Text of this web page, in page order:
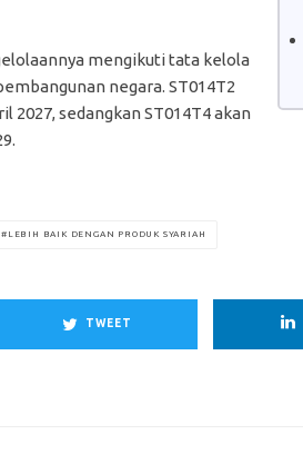
mengikuti tata kelola
negara. ST014T2
2027, sedangkan ST014T4 akan
LEBIH BAIK DENGAN PRODUK SYARIAH
TWEET